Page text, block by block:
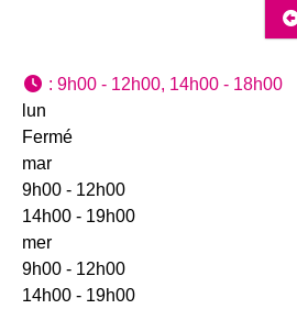
: 9h00 - 12h00, 14h00 - 18h00
lun
Fermé
mar
9h00 - 12h00
14h00 - 19h00
mer
9h00 - 12h00
14h00 - 19h00